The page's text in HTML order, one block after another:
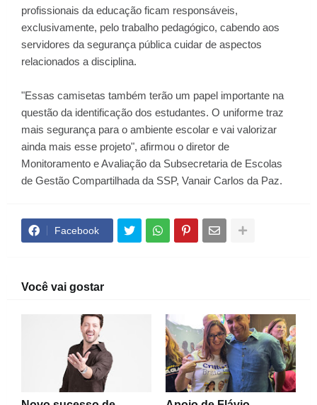
profissionais da educação ficam responsáveis,
exclusivamente, pelo trabalho pedagógico, cabendo aos
servidores da segurança pública cuidar de aspectos
relacionados a disciplina.
"Essas camisetas também terão um papel importante na
questão da identificação dos estudantes. O uniforme traz
mais segurança para o ambiente escolar e vai valorizar
ainda mais esse projeto", afirmou o diretor de
Monitoramento e Avaliação da Subsecretaria de Escolas
de Gestão Compartilhada da SSP, Vanair Carlos da Paz.
Facebook
Você vai gostar